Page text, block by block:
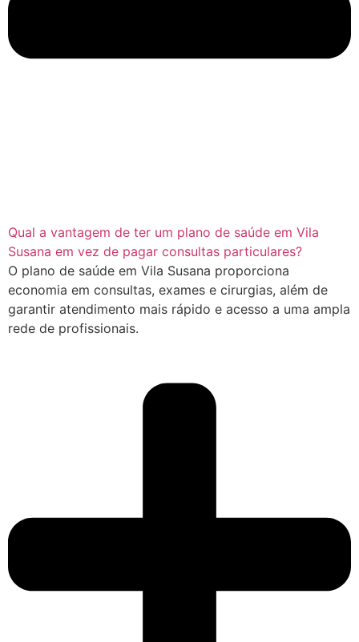
Qual a vantagem de ter um plano de saúde em Vila
Susana em vez de pagar consultas particulares?
O plano de saúde em Vila Susana proporciona
economia em consultas, exames e cirurgias, além de
garantir atendimento mais rápido e acesso a uma ampla
rede de profissionais.